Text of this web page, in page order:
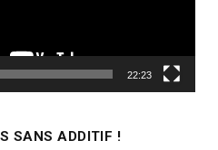
22:23
SANS ADDITIF !